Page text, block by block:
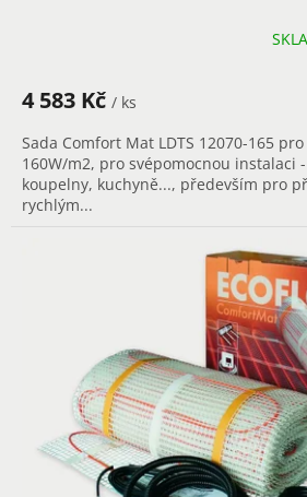
4 583 Kč / ks
Sada Comfort Mat LDTS 12070-165
160W/m2, pro svépomocnou instalaci
koupelny, kuchyně..., především pro
rychlým...